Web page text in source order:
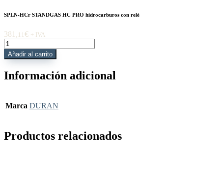
SPLN-HCr STANDGAS HC PRO hidrocarburos con relé
381, 11 € + IVA
SPLN-
HCr
STANDGAS
PRO
relé
Añadir al carrito
Información adicional
Marca DURAN
Productos relacionados